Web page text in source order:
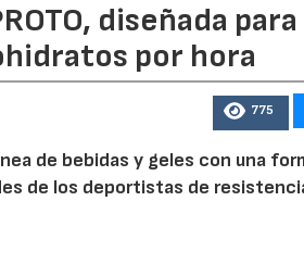
diseñada
por hora
775
de bebidas y geles con una
de los deportistas de